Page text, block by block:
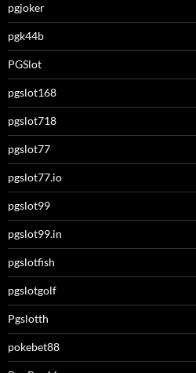
pgjoker
pgk44b
PGSlot
pgslot168
pgslot718
pgslot77
pgslot77.io
pgslot99
pgslot99.in
pgslotfish
pgslotgolf
Pgslotth
pokebet88